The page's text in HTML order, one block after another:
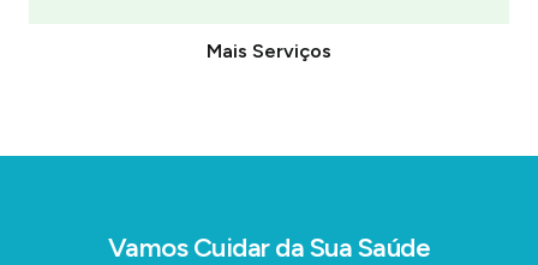
Mais Serviços
Vamos Cuidar da Sua Saúde